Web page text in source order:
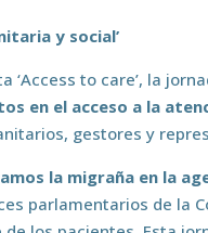
y social’
‘Access to care’, la
en el acceso a la
gestores y
la migraña en la
parlamentarios de la